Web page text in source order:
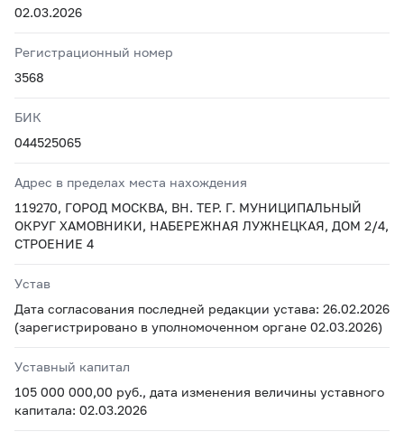
02.03.2026
Регистрационный номер
3568
БИК
044525065
Адрес в пределах места нахождения
119270, ГОРОД МОСКВА, ВН. ТЕР. Г. МУНИЦИПАЛЬНЫЙ
ОКРУГ ХАМОВНИКИ, НАБЕРЕЖНАЯ ЛУЖНЕЦКАЯ, ДОМ 2/4,
СТРОЕНИЕ 4
Устав
Дата согласования последней редакции устава: 26.02.2026
(зарегистрировано в уполномоченном органе 02.03.2026)
Уставный капитал
105 000 000,00 руб., дата изменения величины уставного
капитала: 02.03.2026